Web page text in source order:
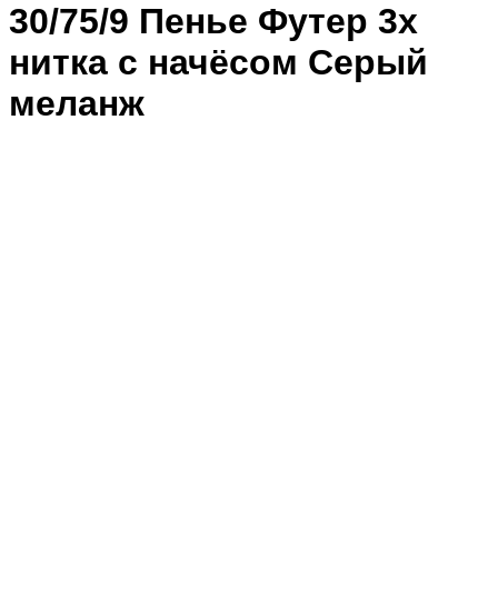
30/75/9 Пенье Футер 3х
нитка с начёсом Серый
меланж